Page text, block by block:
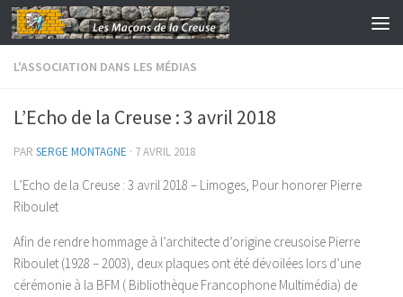
Skip to content
L'ASSOCIATION DANS LES MÉDIAS
L’Echo de la Creuse : 3 avril 2018
PAR SERGE MONTAGNE · 7 AVRIL 2018
L’Echo de la Creuse : 3 avril 2018 – Limoges, Pour honorer Pierre
Riboulet
Afin de rendre hommage à l’architecte d’origine creusoise Pierre
Riboulet (1928 – 2003), deux plaques ont été dévoilées lors d’une
cérémonie à la BFM ( Bibliothèque Francophone Multimédia) de